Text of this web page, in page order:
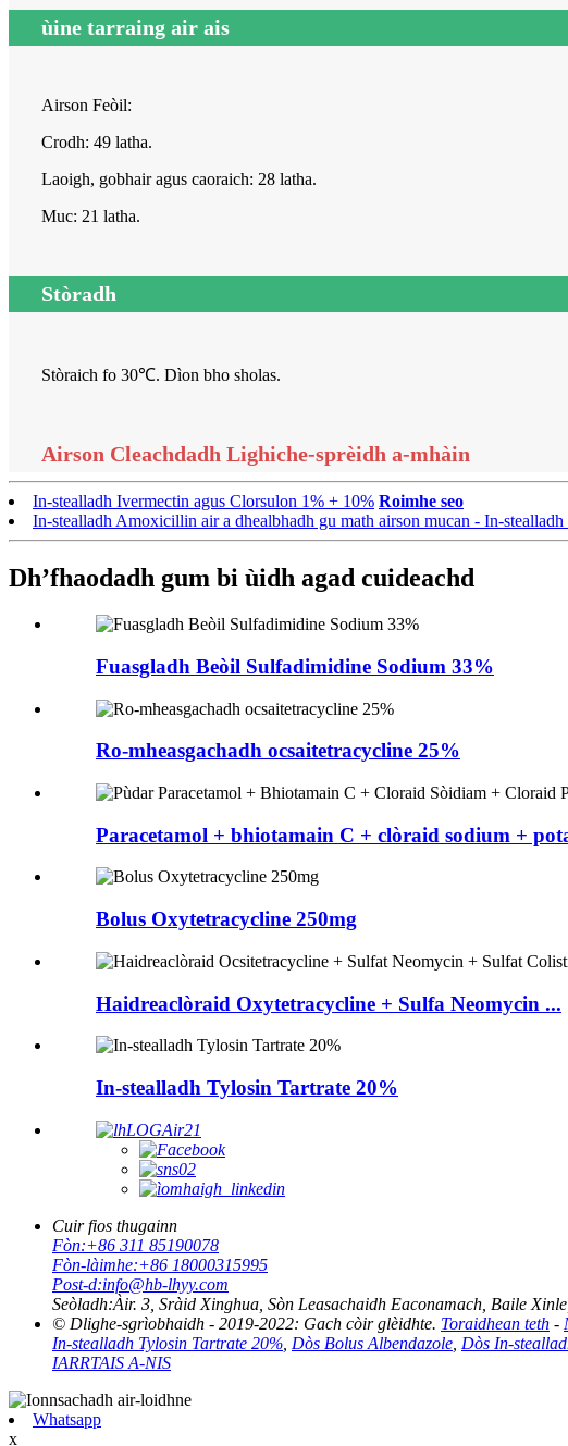
ùine tarraing air ais
Airson Feòil:
Crodh: 49 latha.
Laoigh, gobhair agus caoraich: 28 latha.
Muc: 21 latha.
Stòradh
Stòraich fo 30℃. Dìon bho sholas.
Airson Cleachdadh Lighiche-sprèidh a-mhàin
In-stealladh Ivermectin agus Clorsulon 1% + 10% Roimhe seo
In-stealladh Amoxicillin air a dhealbhadh gu math airson mucan - In-
Dh’fhaodadh gum bi ùidh agad cuideachd
Fuasgladh Beòil Sulfadimidine Sodium 33%
Ro-mheasgachadh ocsaitetracycline 25%
Paracetamol + bhiotamain C + clòraid sodium +
Bolus Oxytetracycline 250mg
Haidreaclòraid Oxytetracycline + Sulfa Neomycin ...
In-stealladh Tylosin Tartrate 20%
Cuir fios thugainn
Fòn:+86 311 85190078
Fòn-làimhe:+86 18000315995
Post-d:info@hb-lhyy.com
Seòladh:Àir. 3, Sràid Xinghua, Sòn Leasachaidh Eaconamach, Baile
© Dlighe-sgrìobhaidh - 2019-2022: Gach còir glèidhte. Toraidhean teth -
In-stealladh Tylosin Tartrate 20% Dòs Bolus Albendazole Dòs In-
IARRTAIS A-NIS
Whatsapp
x